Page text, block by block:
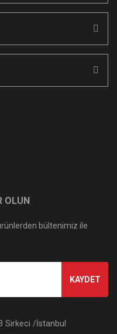
OLUN
bültenimiz ile
KAYDET
Sirkeci /İstanbul